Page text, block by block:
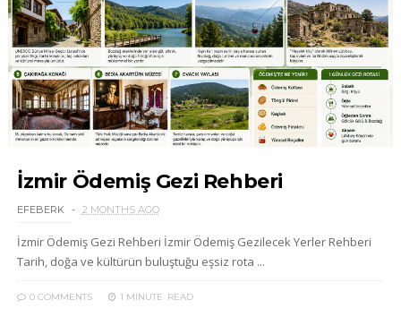
İzmir Ödemiş Gezi Rehberi
EFEBERK 2 MONTHS AGO
İzmir Ödemiş Gezi Rehberi İzmir Ödemiş Gezilecek Yerler Rehberi
Tarih, doğa ve kültürün buluştuğu eşsiz rota ...
0 COMMENTS 1 MINUTE READ